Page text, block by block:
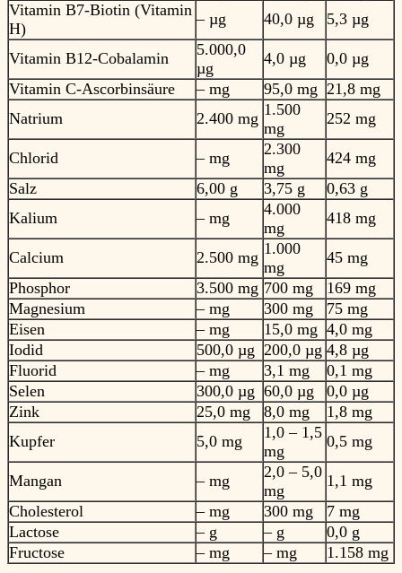
Vitamin B7-Biotin (Vitamin
H)
– µg 40,0 µg 5,3 µg
Vitamin B12-Cobalamin
5.000,0
µg
4,0 µg
0,0 µg
Vitamin C-Ascorbinsäure
– mg 95,0 mg 21,8 mg
Natrium
2.400 mg 1.500
mg
252 mg
Chlorid – mg
2.300
mg
424 mg
Salz
6,00 g 3,75 g
0,63 g
Kalium
– mg
4.000
mg
418 mg
Calcium 2.500 mg 1.000
mg
45 mg
Phosphor
3.500 mg 700 mg
169 mg
Magnesium
– mg 300 mg
75 mg
Eisen
– mg 15,0 mg 4,0 mg
Iodid
500,0 µg 200,0 µg 4,8 µg
Fluorid
– mg 3,1 mg
0,1 mg
Selen
300,0 µg 60,0 µg
0,0 µg
Zink
25,0 mg 8,0 mg
1,8 mg
Kupfer
5,0 mg
1,0 – 1,5
mg
0,5 mg
Mangan – mg
2,0 – 5,0
mg
1,1 mg
Cholesterol
– mg 300 mg
7 mg
Lactose
– g – g
0,0 g
Fructose
– mg – mg 1.158 mg